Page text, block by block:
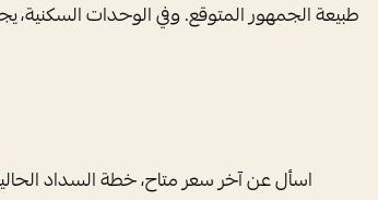
طبيعة الجمهور المتوقع. وفي الوحدات السكنية،
اسأل عن آخر سعر متاح، خطة السداد